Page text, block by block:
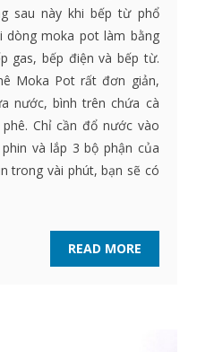
sau này khi bếp từ phổ
moka pot làm bằng
gas, bếp điện và bếp từ.
Moka Pot rất đơn giản,
nước, bình trên chứa cà
Chỉ cần đổ nước vào
và lắp 3 bộ phận của
trong vài phút, bạn sẽ có
READ MORE